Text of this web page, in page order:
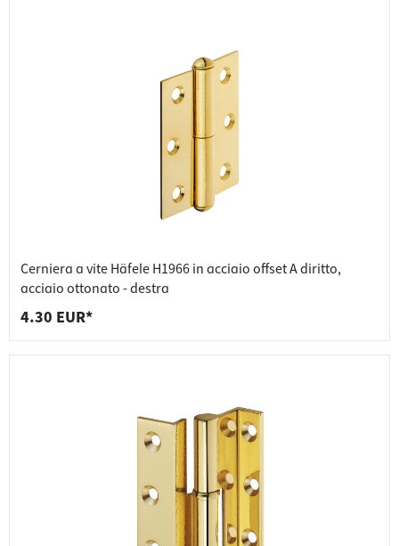
Cerniera a vite Häfele H1966 in acciaio offset A diritto,
acciaio ottonato - destra
4.30 EUR*